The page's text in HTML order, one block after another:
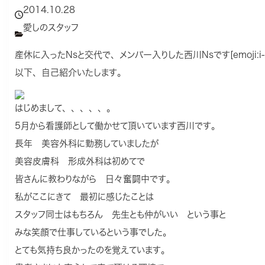
2014.10.28
愛しのスタッフ
産休に入ったNsと交代で、メンバー入りした西川Nsです
以下、自己紹介いたします。
はじめまして、、、、、。
5月から看護師として働かせて頂いています西川です。
長年 美容外科に勤務していましたが
美容皮膚科 形成外科は初めてで
皆さんに教わりながら 日々奮闘中です。
私がここにきて 最初に感じたことは
スタッフ同士はもちろん 先生とも仲がいい という事と
みな笑顔で仕事しているという事でした。
とても気持ち良かったのを覚えています。